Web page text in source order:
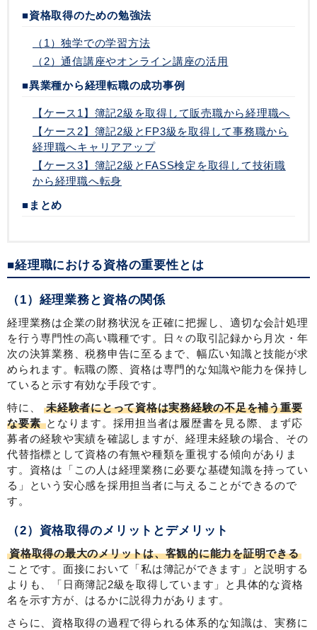
■資格取得のための勉強法
（1）独学での学習方法
（2）通信講座やオンライン講座の活用
■異業種から経理転職の成功事例
【ケース1】簿記2級を取得して販売職から経理職へ
【ケース2】簿記2級とFP3級を取得して事務職から
経理職へキャリアアップ
【ケース3】簿記2級とFASS検定を取得して技術職
から経理職へ転身
■まとめ
■経理職における資格の重要性とは
（1）経理業務と資格の関係
経理業務は企業の財務状況を正確に把握し、適切な会計処理
を行う専門性の高い職種です。日々の取引記録から月次・年
次の決算業務、税務申告に至るまで、幅広い知識と技能が求
められます。転職の際、資格は専門的な知識や能力を保持し
ていると示す有効な手段です。
特に、
未経験者にとって資格は実務経験の不足を補う重要
な要素 となります。採用担当者は履歴書を見る際、まず応
募者の経験や実績を確認しますが、経理未経験の場合、その
代替指標として資格の有無や種類を重視する傾向がありま
す。資格は「この人は経理業務に必要な基礎知識を持ってい
る」という安心感を採用担当者に与えることができるので
す。
（2）資格取得のメリットとデメリット
資格取得の最大のメリットは、客観的に能力を証明できる
ことです。面接において「私は簿記ができます」と説明する
よりも、「日商簿記2級を取得しています」と具体的な資格
名を示す方が、はるかに説得力があります。
さらに、資格取得の過程で得られる体系的な知識は、実務に